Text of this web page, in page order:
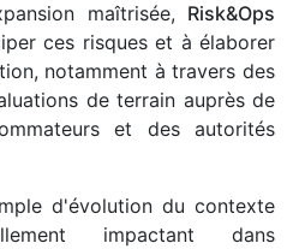
maîtrisée, Risk&Ops
ces risques et à élaborer
notamment à travers des
de terrain auprès de
et des autorités
d'évolution du contexte
impactant dans